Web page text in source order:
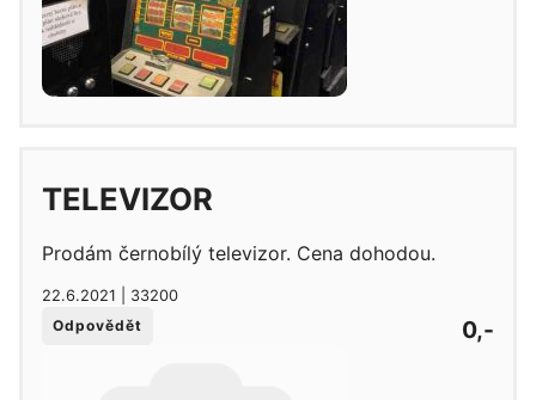
TELEVIZOR
Prodám černobílý televizor. Cena dohodou.
22.6.2021 | 33200
Odpovědět
0,-